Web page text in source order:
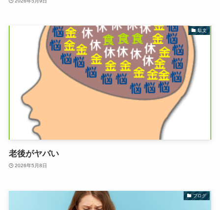
駄文
老後がヤバい
2026年5月8日
ブログ